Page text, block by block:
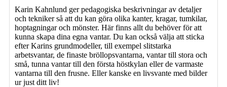
Karin Kahnlund ger pedagogiska beskrivningar av detaljer
och tekniker så att du kan göra olika kanter, kragar, tumkilar,
hoptagningar och mönster. Här finns allt du behöver för att
kunna skapa dina egna vantar. Du kan också välja att sticka
efter Karins grundmodeller, till exempel slitstarka
arbetsvantar, de finaste bröllopsvantarna, vantar till stora och
små, tunna vantar till den första höstkylan eller de varmaste
vantarna till den frusne. Eller kanske en livsvante med bilder
ur just ditt liv!